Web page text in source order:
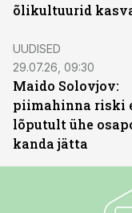
õlikultuurid
UUDISED
29.07.26, 09:30
Maido Solovjov:
piimahinna riski
lõputult ühe
kanda jätta